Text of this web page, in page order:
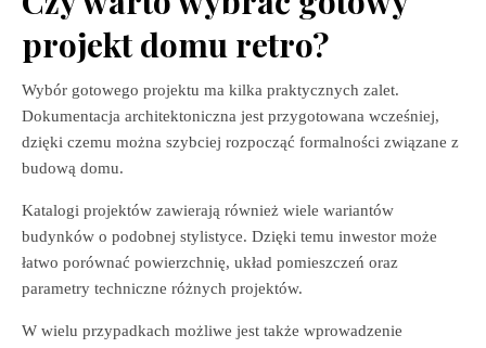
projekt domu retro?
Wybór gotowego projektu ma kilka praktycznych zalet.
Dokumentacja architektoniczna jest przygotowana wcześniej,
dzięki czemu można szybciej rozpocząć formalności związane z
budową domu.
Katalogi projektów zawierają również wiele wariantów
budynków o podobnej stylistyce. Dzięki temu inwestor może
łatwo porównać powierzchnię, układ pomieszczeń oraz
parametry techniczne różnych projektów.
W wielu przypadkach możliwe jest także wprowadzenie